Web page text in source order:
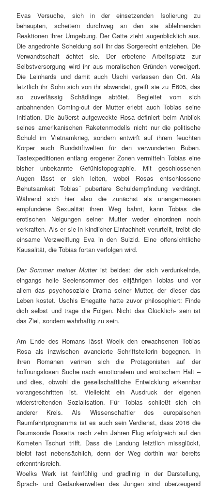
Evas Versuche, sich in der einsetzenden Isolierung zu
behaupten, scheitern durchweg an den sie ablehnenden
Reaktionen ihrer Umgebung. Der Gatte zieht augenblicklich aus.
Die angedrohte Scheidung soll ihr das Sorgerecht entziehen. Die
Verwandtschaft ächtet sie. Der erbetene Arbeitsplatz zur
Selbstversorgung wird ihr aus moralischen Gründen verweigert.
Die Leinhards und damit auch Uschi verlassen den Ort. Als
letztlich ihr Sohn sich von ihr abwendet, greift sie zu E605, das
so zuverlässig Schädlinge abtötet. Begleitet vom sich
anbahnenden Coming-out der Mutter erlebt auch Tobias seine
Initiation. Die äußerst aufgeweckte Rosa definiert beim Anblick
seines amerikanischen Raketenmodells nicht nur die politische
Schuld im Vietnamkrieg, sondern entwirft auf ihrem feuchten
Körper auch Bundstiftwelten für den verwunderten Buben.
Tastexpeditionen entlang erogener Zonen vermitteln Tobias eine
bisher unbekannte Gefühlstopographie. Mit geschlossenen
Augen lässt er sich leiten, wobei Rosas entschlossene
Behutsamkeit Tobias´ pubertäre Schuldempfindung verdrängt.
Während sich hier also die zunächst als unangemessen
empfundene Sexualität ihren Weg bahnt, kann Tobias die
erotischen Neigungen seiner Mutter weder einordnen noch
verkraften. Als er sie in kindlicher Einfachheit verurteilt, treibt die
einsame Verzweiflung Eva in den Suizid. Eine offensichtliche
Kausalität, die Tobias fortan verfolgen wird.
Der Sommer meiner Mutterist beides: der sich verdunkelnde,
eingangs helle Seelensommer des elfjährigen Tobias und vor
allem das psychosoziale Drama seiner Mutter, der dieser das
Leben kostet. Uschis Ehegatte hatte zuvor philosophiert: Finde
dich selbst und trage die Folgen. Nicht das Glücklich- sein ist
das Ziel, sondern wahrhaftig zu sein.
Am Ende des Romans lässt Woelk den erwachsenen Tobias
Rosa als inzwischen avancierte Schriftstellerin begegnen. In
ihren Romanen verirren sich die Protagonisten auf der
hoffnungslosen Suche nach emotionalem und erotischem Halt –
und dies, obwohl die gesellschaftliche Entwicklung erkennbar
vorangeschritten ist. Vielleicht ein Ausdruck der eigenen
widerstreitenden Sozialisation. Für Tobias schließt sich ein
anderer Kreis. Als Wissenschaftler des europäischen
Raumfahrtprogramms ist es auch sein Verdienst, dass 2016 die
Raumsonde Rosetta nach zehn Jahren Flug erfolgreich auf den
Kometen Tschuri trifft. Dass die Landung letztlich missglückt,
bleibt fast nebensächlich, denn der Weg dorthin war bereits
erkenntnisreich.
Woelks Werk ist feinfühlig und gradlinig in der Darstellung,
Sprach- und Gedankenwelten des Jungen sind überzeugend